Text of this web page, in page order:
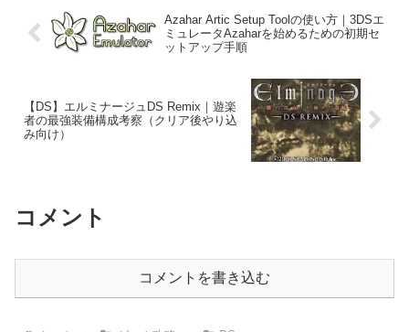
Azahar Artic Setup Toolの使い方｜3DSエ
ミュレータAzaharを始めるための初期セ
ットアップ手順
【DS】エルミナージュDS Remix｜遊楽
者の最強装備構成考察（クリア後やり込
み向け）
コメント
コメントを書き込む